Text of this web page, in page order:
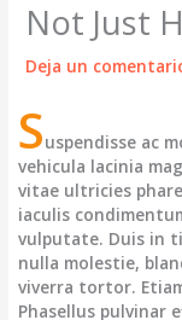
Not Just
Deja un
Suspendisse ac
vehicula lacinia
vitae ultricies
iaculis
vulputate. Duis in
nulla molestie,
viverra tortor.
Phasellus pulvinar